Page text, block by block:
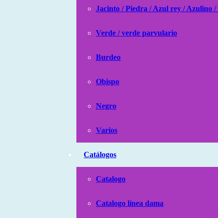
Jacinto / Piedra / Azul rey / Azulino /
Verde / verde parvulario
Burdeo
Obispo
Negro
Varios
Catálogos
Catalogo
Catalogo línea dama